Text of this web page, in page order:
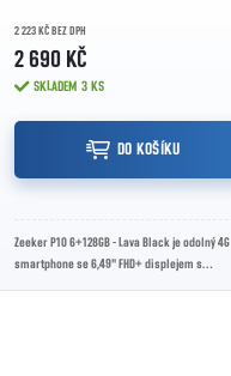
2 223 KČ BEZ DPH
2 690 KČ
SKLADEM 3 KS
DO KOŠÍKU
Zeeker P10 6+128GB - Lava Black je odolný 4G
smartphone se 6,49" FHD+ displejem s